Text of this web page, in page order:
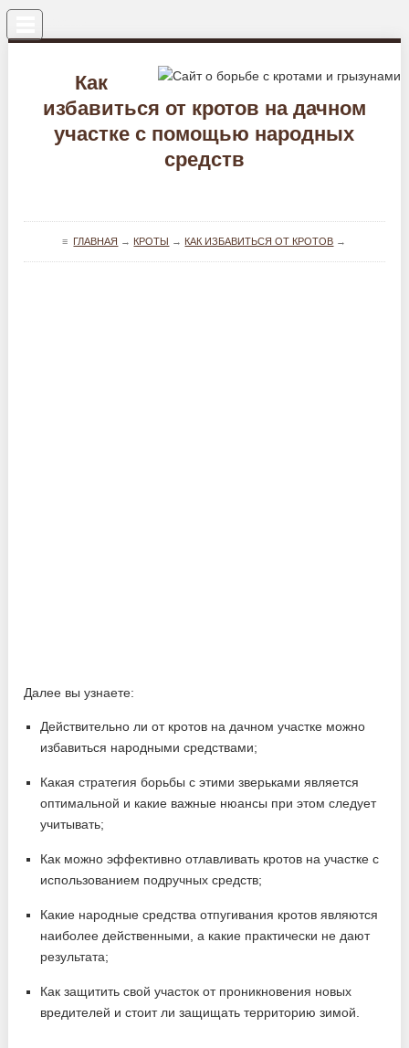
Как
избавиться от кротов на дачном
участке с помощью народных
средств
≡ ГЛАВНАЯ → КРОТЫ → КАК ИЗБАВИТЬСЯ ОТ КРОТОВ →
Далее вы узнаете:
Действительно ли от кротов на дачном участке можно
избавиться народными средствами;
Какая стратегия борьбы с этими зверьками является
оптимальной и какие важные нюансы при этом следует
учитывать;
Как можно эффективно отлавливать кротов на участке с
использованием подручных средств;
Какие народные средства отпугивания кротов являются
наиболее действенными, а какие практически не дают
результата;
Как защитить свой участок от проникновения новых
вредителей и стоит ли защищать территорию зимой.